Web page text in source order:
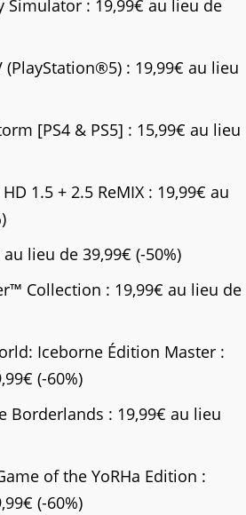
Simulator : 19,99€ au lieu de
(PlayStation®5) : 19,99€ au lieu
[PS4 & PS5] : 15,99€ au lieu
HD 1.5 + 2.5 ReMIX : 19,99€ au
lieu de 39,99€ (-50%)
Collection : 19,99€ au lieu de
Iceborne Édition Master :
(-60%)
Borderlands : 19,99€ au lieu
of the YoRHa Edition :
(-60%)